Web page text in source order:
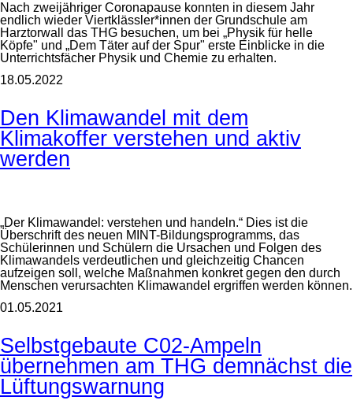
Nach zweijähriger Coronapause konnten in diesem Jahr
endlich wieder Viertklässler*innen der Grundschule am
Harztorwall das THG besuchen, um bei „Physik für helle
Köpfe" und „Dem Täter auf der Spur" erste Einblicke in die
Unterrichtsfächer Physik und Chemie zu erhalten.
18.05.2022
Den Klimawandel mit dem
Klimakoffer verstehen und aktiv
werden
„Der Klimawandel: verstehen und handeln.“ Dies ist die
Überschrift des neuen MINT-Bildungsprogramms, das
Schülerinnen und Schülern die Ursachen und Folgen des
Klimawandels verdeutlichen und gleichzeitig Chancen
aufzeigen soll, welche Maßnahmen konkret gegen den durch
Menschen verursachten Klimawandel ergriffen werden können.
01.05.2021
Selbstgebaute C02-Ampeln
übernehmen am THG demnächst die
Lüftungswarnung